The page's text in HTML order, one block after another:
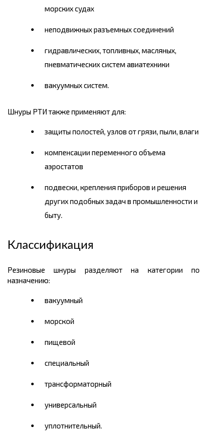
морских судах
неподвижных разъемных соединений
гидравлических, топливных, масляных,
пневматических систем авиатехники
вакуумных систем.
Шнуры РТИ также применяют для:
защиты полостей, узлов от грязи, пыли, влаги
компенсации переменного объема
аэростатов
подвески, крепления приборов и решения
других подобных задач в промышленности и
быту.
Классификация
Резиновые шнуры разделяют на категории по
назначению:
вакуумный
морской
пищевой
специальный
трансформаторный
универсальный
уплотнительный.